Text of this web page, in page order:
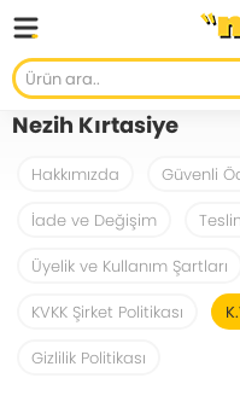
Nezih Kırtasiye
Hakkımızda Güvenli
İade ve Değişim
Üyelik ve Kullanım Şartları
KVKK Şirket Politikası
Gizlilik Politikası